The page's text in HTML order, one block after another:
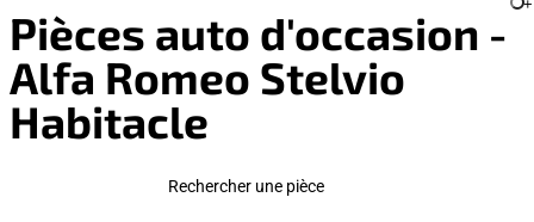
Pièces auto d'occasion -
Alfa Romeo Stelvio
Habitacle
+
Rechercher une pièce